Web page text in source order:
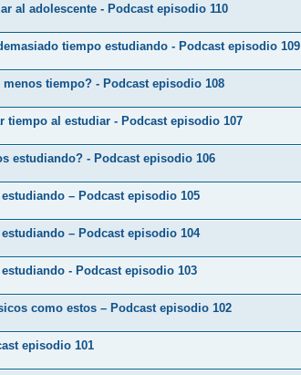
al adolescente - Podcast episodio 110
tiempo estudiando - Podcast episodio 109
tiempo? - Podcast episodio 108
tiempo al estudiar - Podcast episodio 107
estudiando? - Podcast episodio 106
– Podcast episodio 105
– Podcast episodio 104
- Podcast episodio 103
como estos – Podcast episodio 102
episodio 101